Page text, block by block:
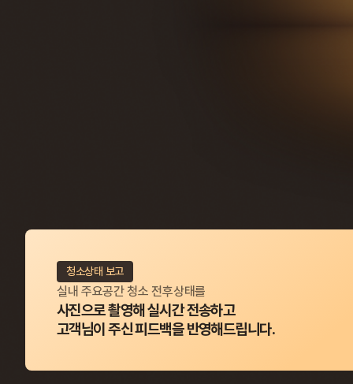
청소상태 보고
실내 주요공간 청소 전후상태를
사진으로 촬영해 실시간 전송하고
고객님이 주신 피드백을 반영해드립니다.